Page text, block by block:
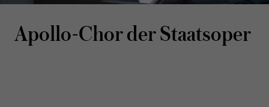
Apollo-​Chor der Staat­sop­er